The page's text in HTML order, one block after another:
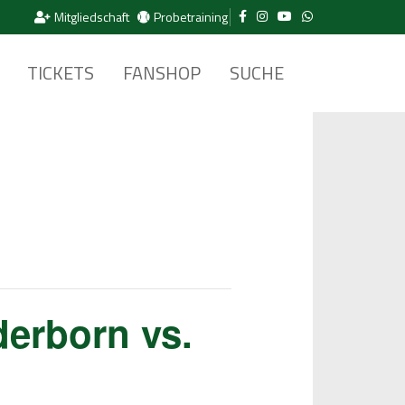
Mitgliedschaft Probetraining
TICKETS FANSHOP SUCHE
vs.